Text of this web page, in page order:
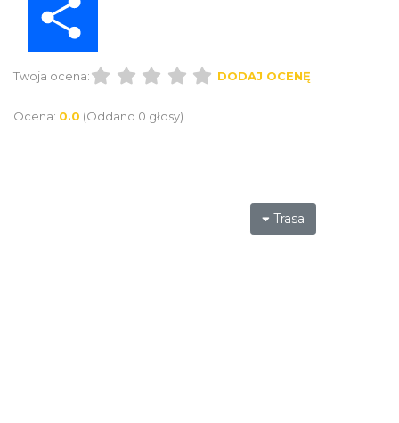
Twoja ocena: DODAJ OCENĘ
Ocena: 0.0 (Oddano 0 głosy)
Trasa